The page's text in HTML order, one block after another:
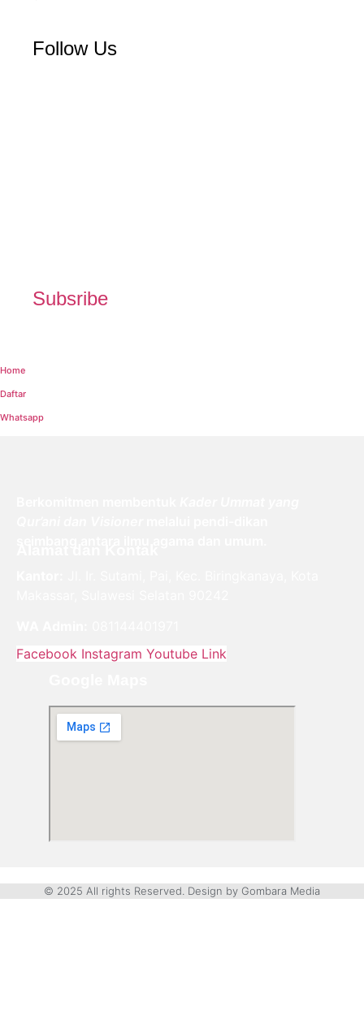
Follow Us
Subsribe
Home
Daftar
Whatsapp
Facebook Instagram Youtube Link
© 2025 All rights Reserved. Design by Gombara Media